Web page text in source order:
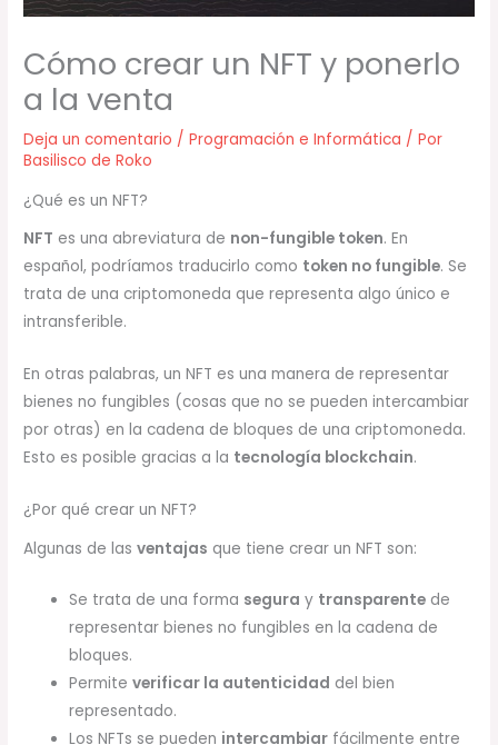
Cómo crear un NFT y ponerlo
a la venta
Deja un comentario /Programación e Informática / Por
Basilisco de Roko
¿Qué es un NFT?
NFT es una abreviatura de non-fungible token. En
español, podríamos traducirlo como token no fungible. Se
trata de una criptomoneda que representa algo único e
intransferible.
En otras palabras, un NFT es una manera de representar
bienes no fungibles (cosas que no se pueden intercambiar
por otras) en la cadena de bloques de una criptomoneda.
Esto es posible gracias a la tecnología blockchain.
¿Por qué crear un NFT?
Algunas de lasventajas que tiene crear un NFT son:
Se trata de una forma segura y transparente de
representar bienes no fungibles en la cadena de
bloques.
Permiteverificar la autenticidad del bien
representado.
Los NFTs se pueden intercambiar fácilmente entre